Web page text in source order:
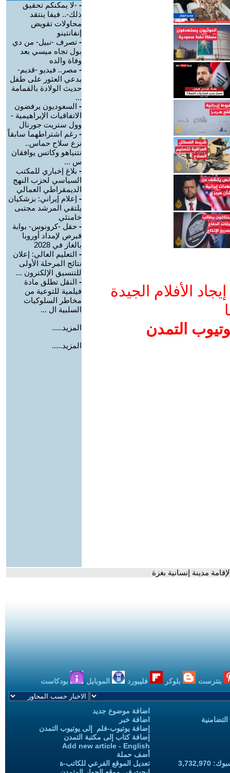
الأفلام الجيدة
التمدن
- -لا يمكنكم تحقيق
ذلك-.. فيفا ينتقد
محاولات تقويض
إنفانتينو
- تصرف -نبيل- من دي
بول تجاه ميسي بعد
وفاة والده
- مصر.. فيديو -قديم-
يدعي العثور على طفل
حديث الولادة بالقمامة
...
- السعوديون يرفضون
الاتفاقيات الإبراهيمية -
وول ستريت جورنال
- رغم اشتراطهما سابقاً
نزع سلاح حماس..
نتنياهو وكاتس يوافقان
س ...
- بلاغ إخباري للمكتب
السياسي لحزب النهج
الديمقراطي العمالي
- إعلام إيراني: بزشكيان
يلتقي المرشد مجتبى
خامنئي
- حقل -كرونوس- بوابة
قبرص لإمداد أوروبا
بالغاز في 2028
- التعليم العالي: إعلان
نتائج المرحلة الأولى
للتنسيق الإلكترون ...
- النقل تطلق مادة
فيلمية للتوعية من
مخاطر السلوكيات
السلبية ال ...
المزيد.....
المزيد.....
مدينة إنسانية بغزة
بنترست بلوكر فليبورد الموبايل بودكاست
اضافة موضوع جديد
اضافة خبر
إضافة يوتيوب-فلم إلى يوتيوب التمدن
إضافة كتاب إلى مكتبة التمدن
Add new article - English
أضف حملة
تعديل الموقع الفرعي للكاتب-ة